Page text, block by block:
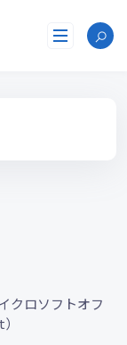
クロソフトオフ